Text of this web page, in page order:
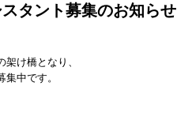
タント募集のお知らせ
け橋となり、
中です。